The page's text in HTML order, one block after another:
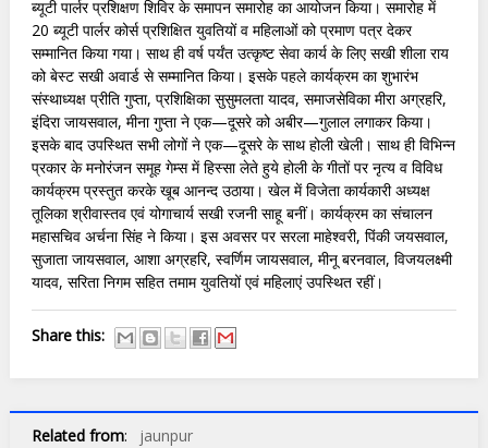
ब्यूटी पार्लर प्रशिक्षण शिविर के समापन समारोह का आयोजन किया। समारोह में
20 ब्यूटी पार्लर कोर्स प्रशिक्षित युवतियों व महिलाओं को प्रमाण पत्र देकर
सम्मानित किया गया। साथ ही वर्ष पर्यंत उत्कृष्ट सेवा कार्य के लिए सखी शीला राय
को बेस्ट सखी अवार्ड से सम्मानित किया। इसके पहले कार्यक्रम का शुभारंभ
संस्थाध्यक्ष प्रीति गुप्ता, प्रशिक्षिका सुसुमलता यादव, समाजसेविका मीरा अग्रहरि,
इंदिरा जायसवाल, मीना गुप्ता ने एक—दूसरे को अबीर—गुलाल लगाकर किया।
इसके बाद उपस्थित सभी लोगों ने एक—दूसरे के साथ होली खेली। साथ ही विभिन्न
प्रकार के मनोरंजन समूह गेम्स में हिस्सा लेते हुये होली के गीतों पर नृत्य व विविध
कार्यक्रम प्रस्तुत करके खूब आनन्द उठाया। खेल में विजेता कार्यकारी अध्यक्ष
तूलिका श्रीवास्तव एवं योगाचार्य सखी रजनी साहू बनीं। कार्यक्रम का संचालन
महासचिव अर्चना सिंह ने किया। इस अवसर पर सरला माहेश्वरी, पिंकी जयसवाल,
सुजाता जायसवाल, आशा अग्रहरि, स्वर्णिम जायसवाल, मीनू बरनवाल, विजयलक्ष्मी
यादव, सरिता निगम सहित तमाम युवतियों एवं महिलाएं उपस्थित रहीं।
Share this:
Related from: jaunpur